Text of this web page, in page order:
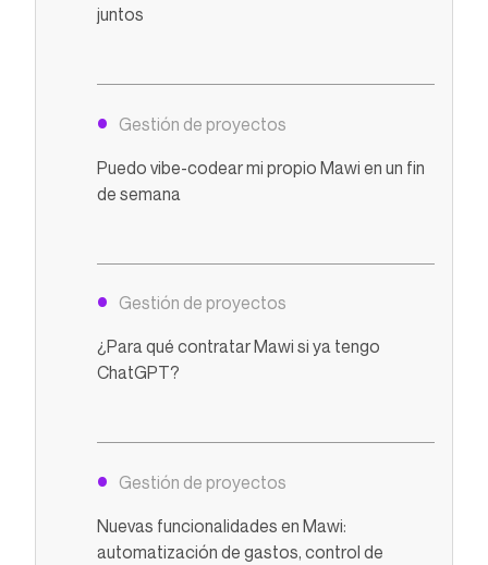
juntos
Gestión de proyectos
Puedo vibe-codear mi propio Mawi en un fin
de semana
Gestión de proyectos
¿Para qué contratar Mawi si ya tengo
ChatGPT?
Gestión de proyectos
Nuevas funcionalidades en Mawi:
automatización de gastos, control de